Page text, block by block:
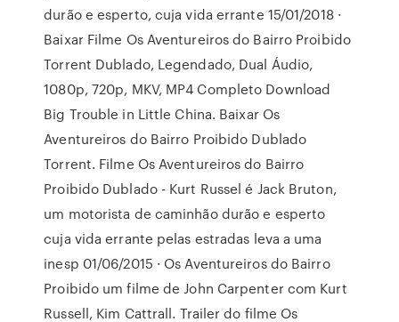
durão e esperto, cuja vida errante 15/01/2018 ·
Baixar Filme Os Aventureiros do Bairro Proibido
Torrent Dublado, Legendado, Dual Áudio,
1080p, 720p, MKV, MP4 Completo Download
Big Trouble in Little China. Baixar Os
Aventureiros do Bairro Proibido Dublado
Torrent. Filme Os Aventureiros do Bairro
Proibido Dublado - Kurt Russel é Jack Bruton,
um motorista de caminhão durão e esperto
cuja vida errante pelas estradas leva a uma
inesp 01/06/2015 · Os Aventureiros do Bairro
Proibido um filme de John Carpenter com Kurt
Russell, Kim Cattrall. Trailer do filme Os